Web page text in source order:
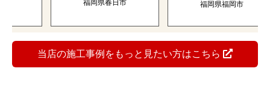
福岡県春日市 福岡県福岡市
当店の施工事例をもっと見たい方はこちら